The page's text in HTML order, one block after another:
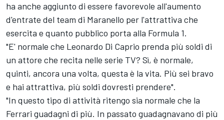
ha anche aggiunto di essere favorevole all'aumento
d'entrate del team di Maranello per l'attrattiva che
esercita e quanto pubblico porta alla Formula 1.
"E' normale che Leonardo Di Caprio prenda più soldi di
un attore che recita nelle serie TV? Sì, è normale,
quinti, ancora una volta, questa è la vita. Più sei bravo
e hai attrattiva, più soldi dovresti prendere".
"In questo tipo di attività ritengo sia normale che la
Ferrari guadagni di più. In passato guadagnavano di più